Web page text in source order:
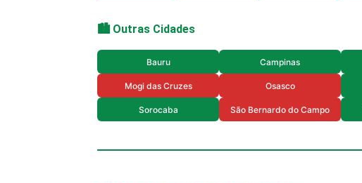
🏙️ Outras Cidades
Bauru Campinas
Mogi das Cruzes Osasco
Sorocaba São Bernardo do Campo